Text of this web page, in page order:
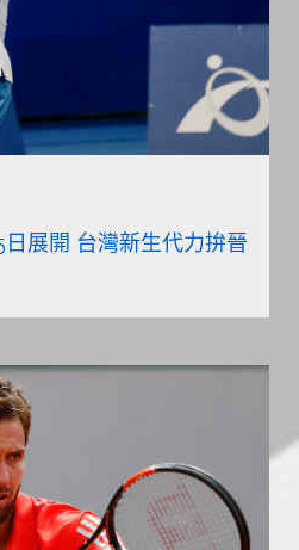
展開 台灣新生代力拚晉